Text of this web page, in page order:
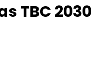
TBC 2030